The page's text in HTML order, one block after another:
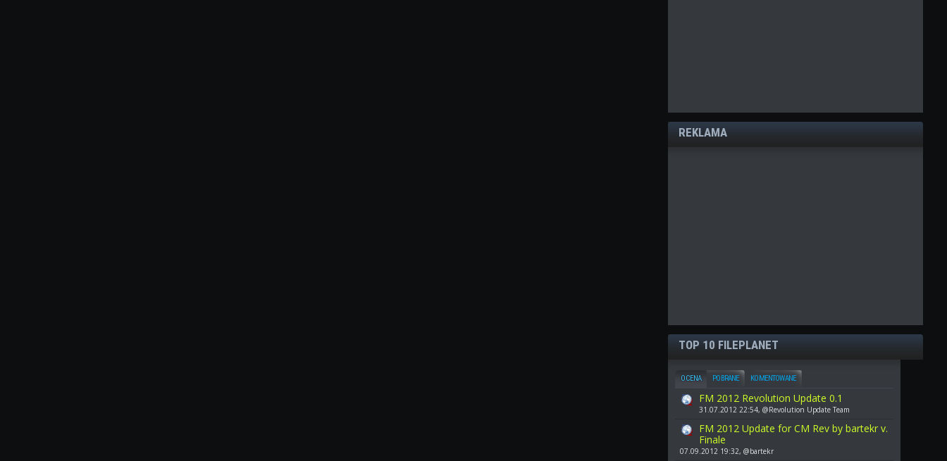
REKLAMA
TOP 10 FILEPLANET
OCENA POBRANE KOMENTOWANE
FM 2012 Revolution Update 0.1
31.07.2012 22:54, @Revolution Update Team
FM 2012 Update for CM Rev by bartekr v.
Finale
07.09.2012 19:32, @bartekr